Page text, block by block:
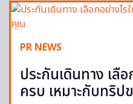
PR NEWS
ประกันเดินทาง เลื
ครบ เหมาะกับทริ